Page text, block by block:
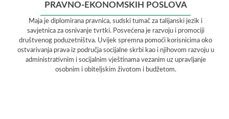
PRAVNO-EKONOMSKIH POSLOVA
Maja je diplomirana pravnica, sudski tumač za talijanski jezik i
savjetnica za osnivanje tvrtki. Posvećena je razvoju i promociji
društvenog poduzetništva. Uvijek spremna pomoći korisnicima oko
ostvarivanja prava iz područja socijalne skrbi kao i njihovom razvoju u
administrativnim i socijalnim vještinama vezanim uz upravljanje
osobnim i obiteljskim životom i budžetom.